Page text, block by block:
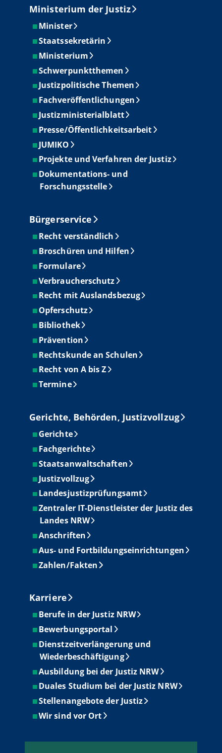
Ministerium der Justiz
Minister
Staatssekretärin
Ministerium
Schwerpunktthemen
Justizpolitische Themen
Fachveröffentlichungen
Justizministerialblatt
Presse/Öffentlichkeitsarbeit
JUMIKO
Projekte und Verfahren der Justiz
Dokumentations- und
Forschungsstelle
Bürgerservice
Recht verständlich
Broschüren und Hilfen
Formulare
Verbraucherschutz
Recht mit Auslandsbezug
Opferschutz
Bibliothek
Prävention
Rechtskunde an Schulen
Recht von A bis Z
Termine
Gerichte, Behörden, Justizvollzug
Gerichte
Fachgerichte
Staatsanwaltschaften
Justizvollzug
Landesjustizprüfungsamt
Zentraler IT-Dienstleister der Justiz des
Landes NRW
Anschriften
Aus- und Fortbildungseinrichtungen
Zahlen/Fakten
Karriere
Berufe in der Justiz NRW
Bewerbungsportal
Dienstzeitverlängerung und
Wiederbeschäftigung
Ausbildung bei der Justiz NRW
Duales Studium bei der Justiz NRW
Stellenangebote der Justiz
Wir sind vor Ort